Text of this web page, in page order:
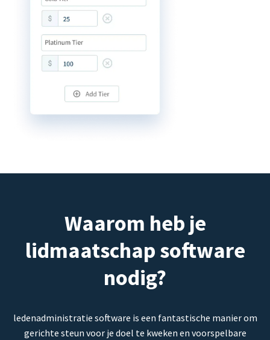
Waarom heb je
lidmaatschap software
nodig?
ledenadministratie software is een fantastische manier om
gerichte steun voor je doel te kweken en voorspelbare